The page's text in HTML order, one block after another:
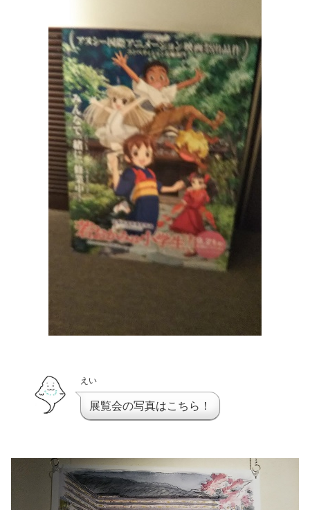
えい
展覧会の写真はこちら！